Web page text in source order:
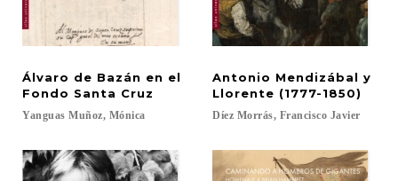
Álvaro de Bazán en el
Fondo Santa Cruz
Yanguas Muñoz, Mónica
Antonio Mendizábal y
Llorente (1777-1850)
Díez Morrás, Francisco Javier